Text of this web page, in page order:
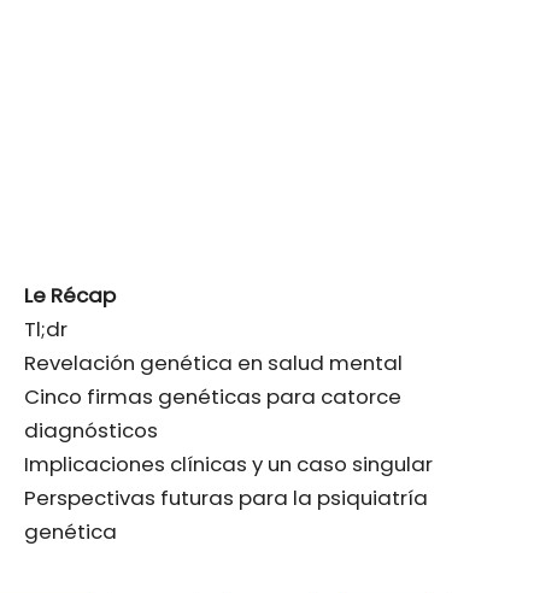
Le Récap
Tl;dr
Revelación genética en salud mental
Cinco firmas genéticas para catorce
diagnósticos
Implicaciones clínicas y un caso singular
Perspectivas futuras para la psiquiatría
genética